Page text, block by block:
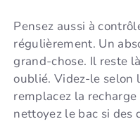
Pensez aussi à
régulièrement. Un
grand-chose. Il reste
oublié. Videz-le selon
remplacez la
nettoyez le bac si des